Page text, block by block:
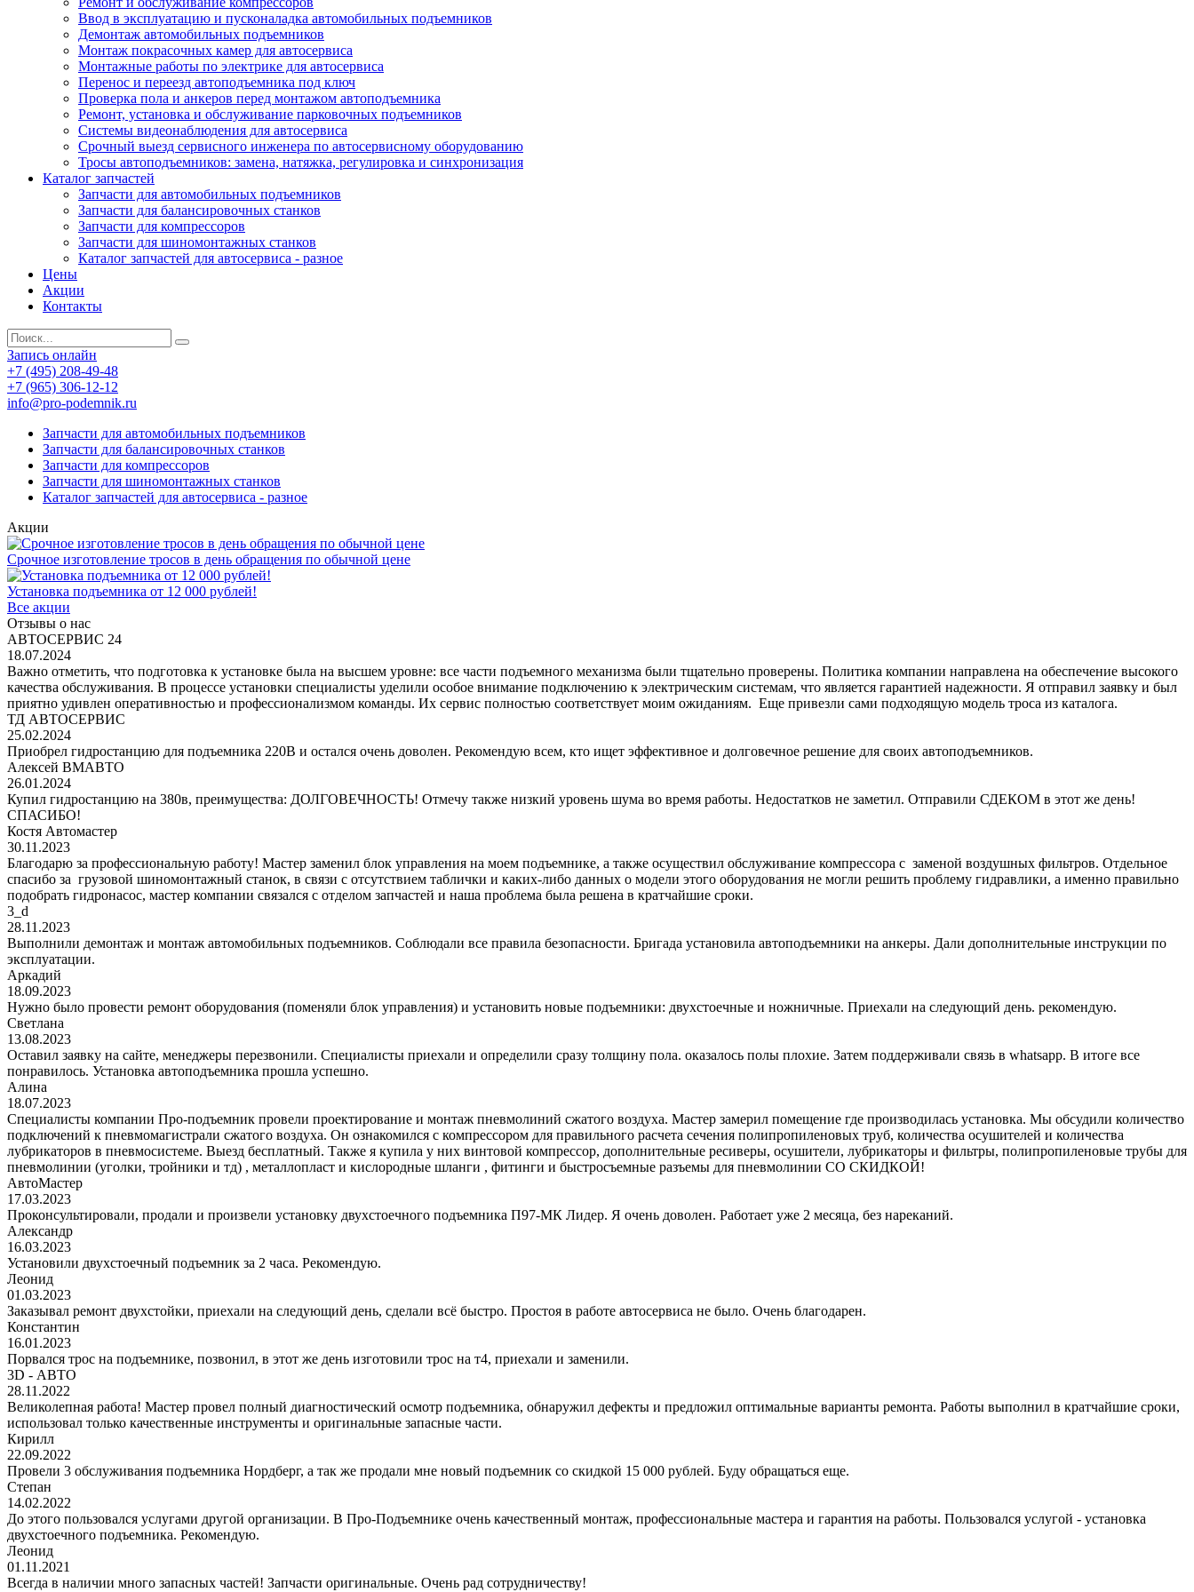
Ввод в эксплуатацию и пусконаладка автомобильных подъемников
Демонтаж автомобильных подъемников
Монтаж покрасочных камер для автосервиса
Монтажные работы по электрике для автосервиса
Перенос и переезд автоподъемника под ключ
Проверка пола и анкеров перед монтажом автоподъемника
Ремонт, установка и обслуживание парковочных подъемников
Системы видеонаблюдения для автосервиса
Срочный выезд сервисного инженера по автосервисному оборудованию
Тросы автоподъемников: замена, натяжка, регулировка и синхронизация
Каталог запчастей
Запчасти для автомобильных подъемников
Запчасти для балансировочных станков
Запчасти для компрессоров
Запчасти для шиномонтажных станков
Каталог запчастей для автосервиса - разное
Цены
Акции
Контакты
Запись онлайн
+7 (495) 208-49-48
+7 (965) 306-12-12
info@pro-podemnik.ru
Запчасти для автомобильных подъемников
Запчасти для балансировочных станков
Запчасти для компрессоров
Запчасти для шиномонтажных станков
Каталог запчастей для автосервиса - разное
Акции
Срочное изготовление тросов в день обращения по обычной цене
Установка подъемника от 12 000 рублей!
Все акции
Отзывы о нас
АВТОСЕРВИС 24
18.07.2024
Важно отметить, что подготовка к установке была на высшем уровне: все части подъемного механизма были тщательно проверены. Политика компании направлена на обеспечение высокого
качества обслуживания. В процессе установки специалисты уделили особое внимание подключению к электрическим системам, что является гарантией надежности. Я отправил заявку и был
приятно удивлен оперативностью и профессионализмом команды. Их сервис полностью соответствует моим ожиданиям. Еще привезли сами подходящую модель троса из каталога.
ТД АВТОСЕРВИС
25.02.2024
Приобрел гидростанцию для подъемника 220В и остался очень доволен. Рекомендую всем, кто ищет эффективное и долговечное решение для своих автоподъемников.
Алексей ВМАВТО
26.01.2024
Купил гидростанцию на 380в, преимущества: ДОЛГОВЕЧНОСТЬ! Отмечу также низкий уровень шума во время работы. Недостатков не заметил. Отправили СДЕКОМ в этот же день!
СПАСИБО!
Костя Автомастер
30.11.2023
Благодарю за профессиональную работу! Мастер заменил блок управления на моем подъемнике, а также осуществил обслуживание компрессора с заменой воздушных фильтров. Отдельное
спасибо за грузовой шиномонтажный станок, в связи с отсутствием таблички и каких-либо данных о модели этого оборудования не могли решить проблему гидравлики, а именно правильно
подобрать гидронасос, мастер компании связался с отделом запчастей и наша проблема была решена в кратчайшие сроки.
3_d
28.11.2023
Выполнили демонтаж и монтаж автомобильных подъемников. Соблюдали все правила безопасности. Бригада установила автоподъемники на анкеры. Дали дополнительные инструкции по
эксплуатации.
Аркадий
18.09.2023
Нужно было провести ремонт оборудования (поменяли блок управления) и установить новые подъемники: двухстоечные и ножничные. Приехали на следующий день. рекомендую.
Светлана
13.08.2023
Оставил заявку на сайте, менеджеры перезвонили. Специалисты приехали и определили сразу толщину пола. оказалось полы плохие. Затем поддерживали связь в whatsapp. В итоге все
понравилось. Установка автоподъемника прошла успешно.
Алина
18.07.2023
Специалисты компании Про-подъемник провели проектирование и монтаж пневмолиний сжатого воздуха. Мастер замерил помещение где производилась установка. Мы обсудили количество
подключений к пневмомагистрали сжатого воздуха. Он ознакомился с компрессором для правильного расчета сечения полипропиленовых труб, количества осушителей и количества
лубрикаторов в пневмосистеме. Выезд бесплатный. Также я купила у них винтовой компрессор, дополнительные ресиверы, осушители, лубрикаторы и фильтры, полипропиленовые трубы для
пневмолинии (уголки, тройники и тд) , металлопласт и кислородные шланги , фитинги и быстросъемные разъемы для пневмолинии СО СКИДКОЙ!
АвтоМастер
17.03.2023
Проконсультировали, продали и произвели установку двухстоечного подъемника П97-МК Лидер. Я очень доволен. Работает уже 2 месяца, без нареканий.
Александр
16.03.2023
Установили двухстоечный подъемник за 2 часа. Рекомендую.
Леонид
01.03.2023
Заказывал ремонт двухстойки, приехали на следующий день, сделали всё быстро. Простоя в работе автосервиса не было. Очень благодарен.
Константин
16.01.2023
Порвался трос на подъемнике, позвонил, в этот же день изготовили трос на т4, приехали и заменили.
3D - АВТО
28.11.2022
Великолепная работа! Мастер провел полный диагностический осмотр подъемника, обнаружил дефекты и предложил оптимальные варианты ремонта. Работы выполнил в кратчайшие сроки,
использовал только качественные инструменты и оригинальные запасные части.
Кирилл
22.09.2022
Провели 3 обслуживания подъемника Нордберг, а так же продали мне новый подъемник со скидкой 15 000 рублей. Буду обращаться еще.
Степан
14.02.2022
До этого пользовался услугами другой организации. В Про-Подъемнике очень качественный монтаж, профессиональные мастера и гарантия на работы. Пользовался услугой - установка
двухстоечного подъемника. Рекомендую.
Леонид
01.11.2021
Всегда в наличии много запасных частей! Запчасти оригинальные. Очень рад сотрудничеству!